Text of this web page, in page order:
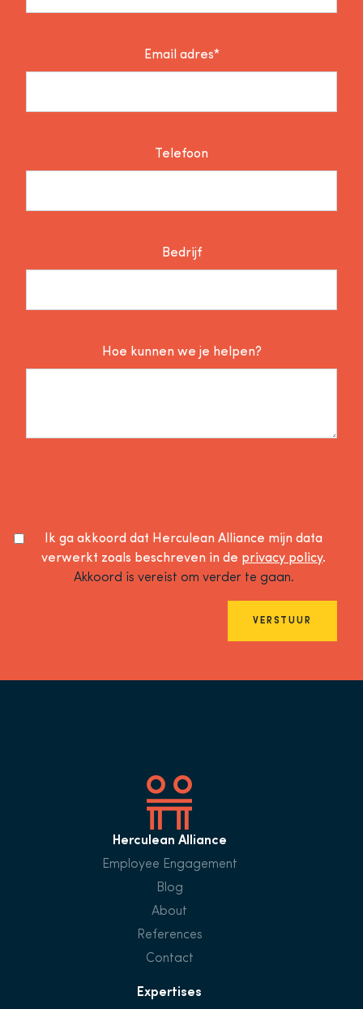
Email adres*
Telefoon
Bedrijf
Hoe kunnen we je helpen?
Ik ga akkoord dat Herculean Alliance mijn data
verwerkt zoals beschreven in de privacy policy.
Akkoord is vereist om verder te gaan.
VERSTUUR
Herculean Alliance
Employee Engagement
Blog
About
References
Contact
Expertises